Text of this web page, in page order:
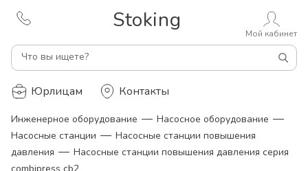
Stoking
Что вы ищете?
Мой кабинет
Юрлицам Контакты
Инженерное оборудование — Насосное оборудование —
Насосные станции — Насосные станции повышения
давления — Насосные станции повышения давления серия